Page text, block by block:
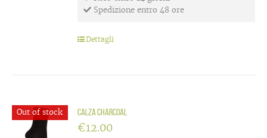
Spedizione entro 48 ore
Dettagli
Out of stock Calza charcoal
€12.00